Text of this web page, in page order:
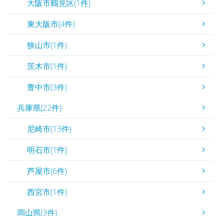
大阪市鶴見区(1件)
東大阪市(4件)
狭山市(1件)
茨木市(1件)
豊中市(3件)
兵庫県(22件)
尼崎市(13件)
明石市(1件)
芦屋市(6件)
西宮市(1件)
岡山県(3件)